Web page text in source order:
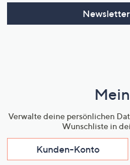
Verwalte deine persönlichen
Wunschliste in
Kunden-Konto